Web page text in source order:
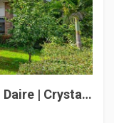
Daire | Crystal